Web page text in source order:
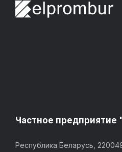
Частное предприятие
Республика Беларусь,